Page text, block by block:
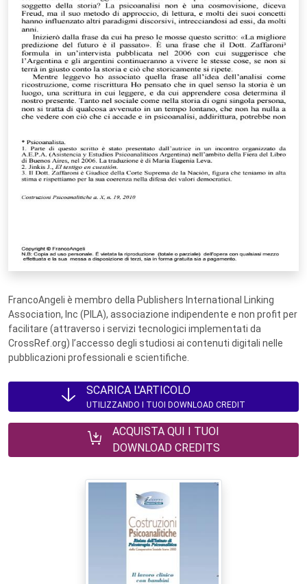
FrancoAngeli è membro della Publishers International Linking
Association, Inc (PILA), associazione indipendente e non profit per
facilitare (attraverso i servizi tecnologici implementati da
CrossRef.org) l’accesso degli studiosi ai contenuti digitali nelle
pubblicazioni professionali e scientifiche.
SCARICA L'ARTICOLO
UTILIZZANDO I TUOI DOWNLOAD CREDIT
ACQUISTA QUI I TUOI
DOWNLOAD CREDITS